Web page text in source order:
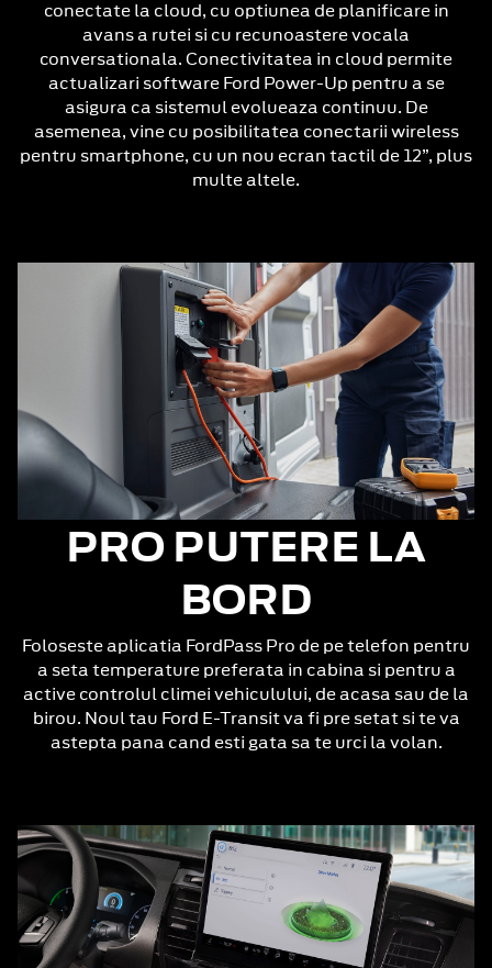
conectate la cloud, cu optiunea de planificare in
avans a rutei si cu recunoastere vocala
conversationala. Conectivitatea in cloud permite
actualizari software Ford Power-Up pentru a se
asigura ca sistemul evolueaza continuu. De
asemenea, vine cu posibilitatea conectarii wireless
pentru smartphone, cu un nou ecran tactil de 12”, plus
multe altele.
PRO PUTERE LA
BORD
Foloseste aplicatia FordPass Pro de pe telefon pentru
a seta temperature preferata in cabina si pentru a
active controlul climei vehiculului, de acasa sau de la
birou. Noul tau Ford E-Transit va fi pre setat si te va
astepta pana cand esti gata sa te urci la volan.